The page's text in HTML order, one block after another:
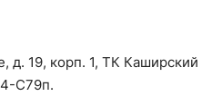
д. 19, корп. 1, ТК Каширский
C79п.